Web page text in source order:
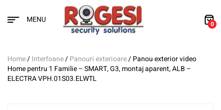
MENU 0
Home/Interfoane/Panouri exterioare/ Panou exterior video
Home pentru 1 Familie – SMART, G3, montaj aparent, ALB –
ELECTRA VPH.01S03.ELWTL